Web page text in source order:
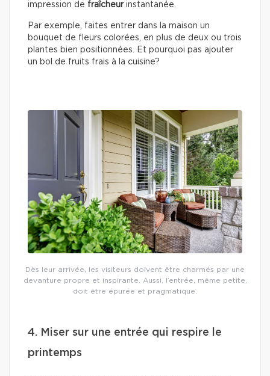
impression de fraîcheurinstantanée.
Par exemple, faites entrer dans la maison un
bouquet de fleurs colorées, en plus de deux ou trois
plantes bien positionnées. Et pourquoi pas ajouter
un bol de fruits frais à la cuisine?
Dès leur arrivée, les visiteurs doivent être charmés par une
devanture propre et inspirante. Aussi, l’entrée, même petite,
doit être épurée et pragmatique.
4. Miser sur une entrée qui respire le
printemps